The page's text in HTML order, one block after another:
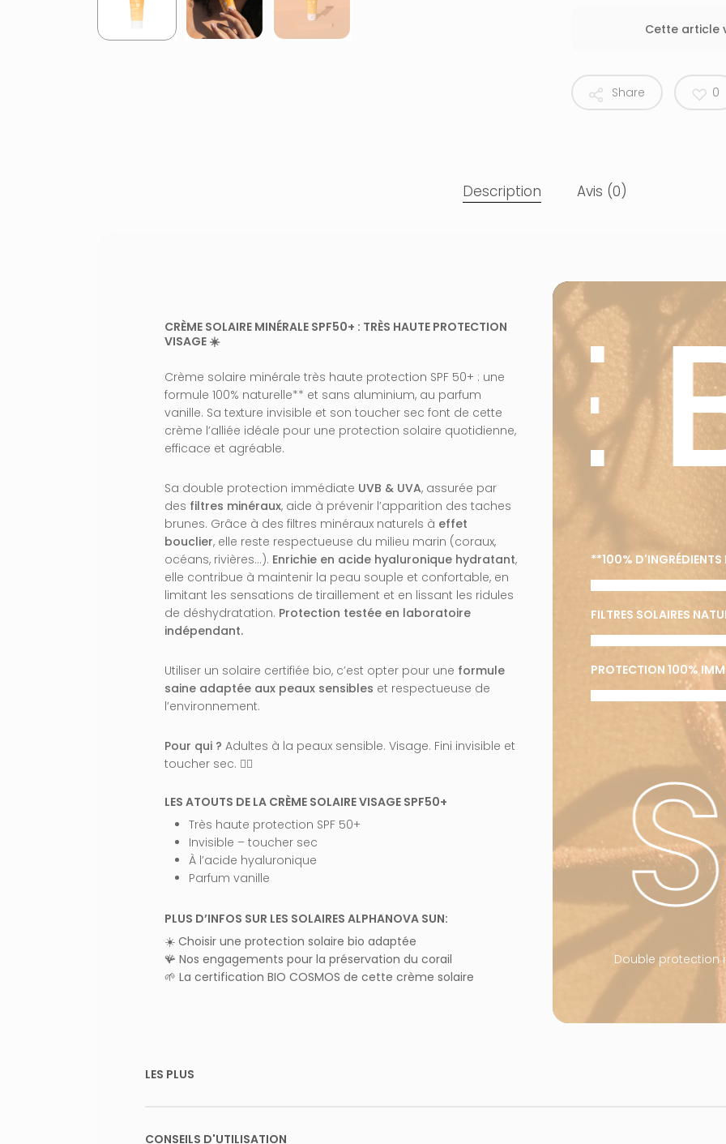
Cette article
Share 0
Description Avis (0)
CRÈME SOLAIRE MINÉRALE SPF50+ : TRÈS HAUTE PROTECTION
VISAGE ☀️
Crème solaire minérale très haute protection SPF 50+ : une
formule 100% naturelle** et sans aluminium, au parfum
vanille. Sa texture invisible et son toucher sec font de cette
crème l’alliée idéale pour une protection solaire quotidienne,
efficace et agréable.
Sa double protection immédiate UVB & UVA, assurée par
des filtres minéraux, aide à prévenir l’apparition des taches
brunes. Grâce à des filtres minéraux naturels à effet
bouclier, elle reste respectueuse du milieu marin (coraux,
océans, rivières…). Enrichie en acide hyaluronique hydratant,
elle contribue à maintenir la peau souple et confortable, en
limitant les sensations de tiraillement et en lissant les ridules
de déshydratation. Protection testée en laboratoire
indépendant.
Utiliser un solaire certifiée bio, c’est opter pour une formule
saine adaptée aux peaux sensibles et respectueuse de
l’environnement.
Pour qui ? Adultes à la peaux sensible. Visage. Fini invisible et
toucher sec. 👩‍⚕️
LES ATOUTS DE LA CRÈME SOLAIRE VISAGE SPF50+
Très haute protection SPF 50+
Invisible – toucher sec
À l’acide hyaluronique
Parfum vanille
PLUS D’INFOS SUR LES SOLAIRES ALPHANOVA SUN:
☀️ Choisir une protection solaire bio adaptée
🪸 Nos engagements pour la préservation du corail
🌱 La certification BIO COSMOS de cette crème solaire
**100% D'INGRÉDIENTS
FILTRES SOLAIRES
PROTECTION 100%
BIO Double protection
LES PLUS
Double protection immédiate UVB & UVA testée en laboratoire
CONSEILS D'UTILISATION